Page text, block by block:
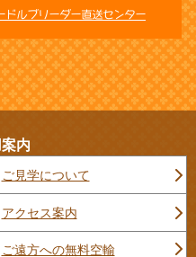
ドルブリーダー直送センター
内
ご見学について
アクセス案内
ご遠方への無料空輸